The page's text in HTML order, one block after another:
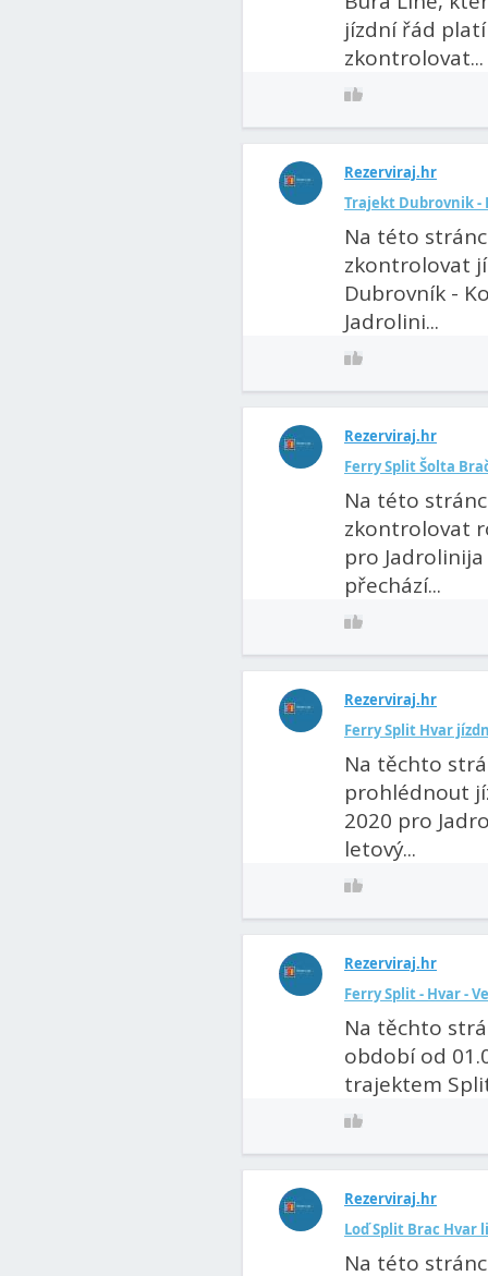
jízdní řád
zkontrolovat...
Rezerviraj.hr
Trajekt Dubrovnik -
Na této
zkontrolovat
Dubrovník -
Jadrolini...
Rezerviraj.hr
Ferry Split Šolta
Na této
zkontrolovat
pro
přechází...
Rezerviraj.hr
Ferry Split Hvar
Na těchto
prohlédnout
2020 pro
letový...
Rezerviraj.hr
Ferry Split - Hvar -
Na těchto
období od
trajektem
Rezerviraj.hr
Loď Split Brac Hvar
Na této